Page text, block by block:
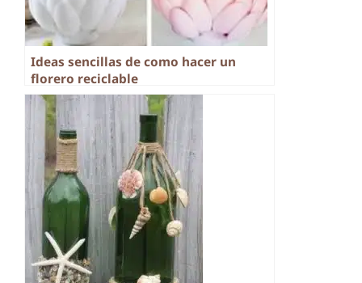
Ideas sencillas de como hacer un
florero reciclable